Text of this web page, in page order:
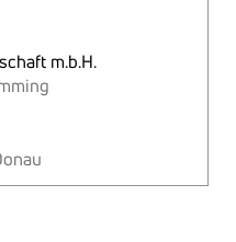
m.b.H.